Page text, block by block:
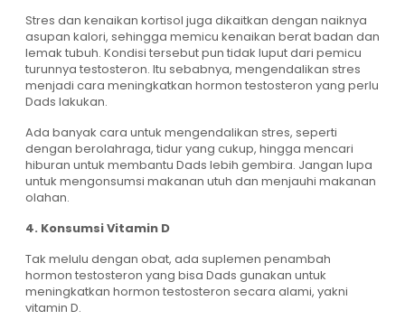
Stres dan kenaikan kortisol juga dikaitkan dengan naiknya
asupan kalori, sehingga memicu kenaikan berat badan dan
lemak tubuh. Kondisi tersebut pun tidak luput dari pemicu
turunnya testosteron. Itu sebabnya, mengendalikan stres
menjadi cara meningkatkan hormon testosteron yang perlu
Dads lakukan.
Ada banyak cara untuk mengendalikan stres, seperti
dengan berolahraga, tidur yang cukup, hingga mencari
hiburan untuk membantu Dads lebih gembira. Jangan lupa
untuk mengonsumsi makanan utuh dan menjauhi makanan
olahan.
4. Konsumsi Vitamin D
Tak melulu dengan obat, ada suplemen penambah
hormon testosteron yang bisa Dads gunakan untuk
meningkatkan hormon testosteron secara alami, yakni
vitamin D.